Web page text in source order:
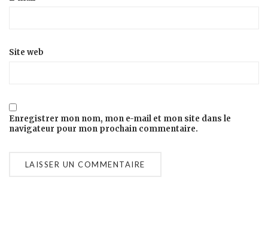
Site web
Enregistrer mon nom, mon e-mail et mon site dans le
navigateur pour mon prochain commentaire.